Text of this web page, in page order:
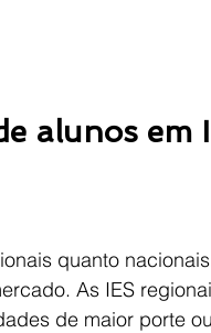
alunos em
quanto
As IES
de maior porte